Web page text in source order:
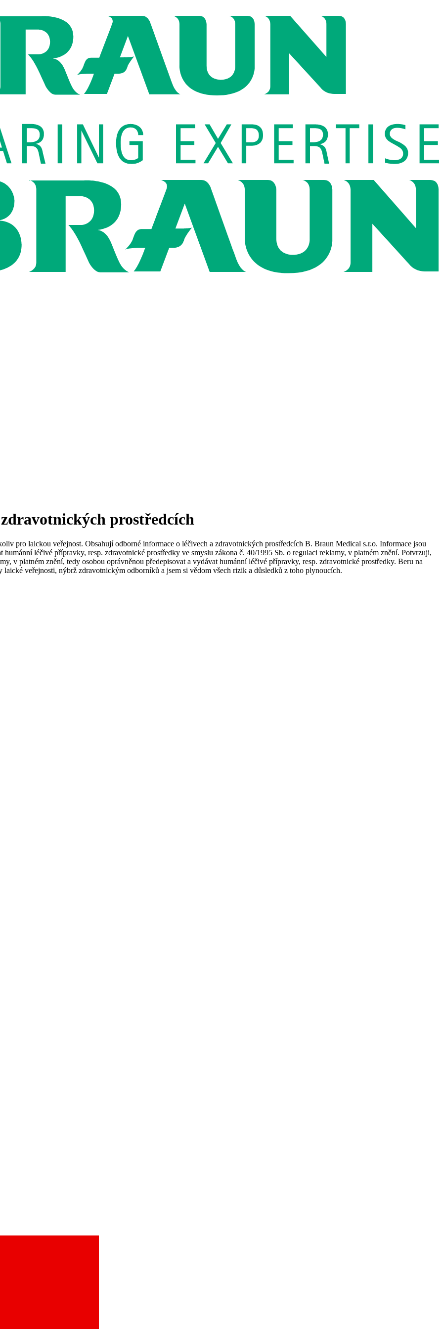
našim kompletním produktovým portfoliem.
střediscích v České republice. Více informací se dozvíte na stránkách jednotlivých středisek.
pro zajímavé pozice.​
prostředcích
pro laickou veřejnost. Obsahují odborné informace o léčivech a zdravotnických prostředcích B. Braun Medical s.r.o. Informace jsou
léčivé přípravky, resp. zdravotnické prostředky ve smyslu zákona č. 40/1995 Sb. o regulaci reklamy, v platném znění. Potvrzuji,
v platném znění, tedy osobou oprávněnou předepisovat a vydávat humánní léčivé přípravky, resp. zdravotnické prostředky. Beru na
laické veřejnosti, nýbrž zdravotnickým odborníků a jsem si vědom všech rizik a důsledků z toho plynoucích.